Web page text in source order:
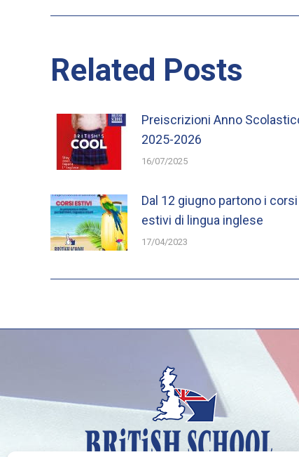
Related Posts
Preiscrizioni Anno
2025-2026
16/07/2025
Dal 12 giugno partono i corsi
estivi di lingua inglese
17/04/2023